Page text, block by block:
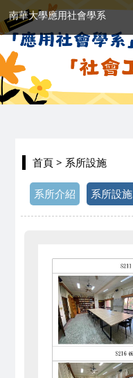
南華大學應用社會學系
首頁 > 系所設施
系所介紹 系所設施